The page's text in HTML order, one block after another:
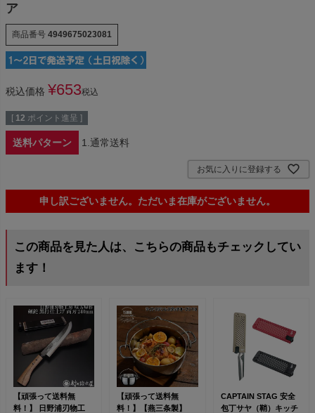
ア
商品番号 4949675023081
税込価格 ¥653税込
[ 12 ポイント進呈 ]
送料パターン 1.通常送料
お気に入りに登録する
申し訳ございません。ただいま在庫がございません。
この商品を見た人は、こちらの商品もチェックしてい
ます！
【頑張って送料無
料！】 日野浦刃物工
【頑張って送料無
料！】【燕三条製】
CAPTAIN STAG 安全
包丁サヤ（鞘）キッチ